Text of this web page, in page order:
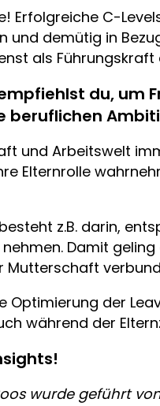
Erfolgreiche C-
und demütig in
als
du, um
beruflichen
und Arbeitswelt
Elternrolle
z.B. darin,
Damit
Mutterschaft
Optimierung der
während der
wurde geführt